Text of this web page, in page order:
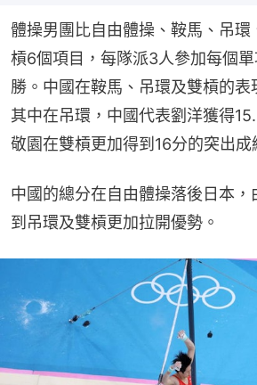
體操男團比自由體操、鞍馬、吊環
槓6個項目，每隊派3人參加每個
勝。中國在鞍馬、吊環及雙槓的表
其中在吊環，中國代表劉洋獲得
敬園在雙槓更加得到16分的突出成
中國的總分在自由體操落後日本，
到吊環及雙槓更加拉開優勢。